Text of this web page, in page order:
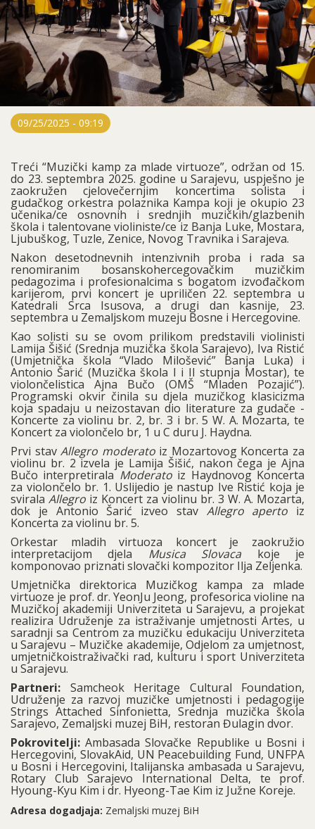
09/25/2025 - 09:19
Treći “Muzički kamp za mlade virtuoze”, održan od 15.
do 23. septembra 2025. godine u Sarajevu, uspješno je
zaokružen cjelovečernjim koncertima solista i
gudačkog orkestra polaznika Kampa koji je okupio 23
učenika/ce osnovnih i srednjih muzičkih/glazbenih
škola i talentovane violiniste/ce iz Banja Luke, Mostara,
Ljubuškog, Tuzle, Zenice, Novog Travnika i Sarajeva.
Nakon desetodnevnih intenzivnih proba i rada sa
renomiranim bosanskohercegovačkim muzičkim
pedagozima i profesionalcima s bogatom izvođačkom
karijerom, prvi koncert je upriličen 22. septembra u
Katedrali Srca Isusova, a drugi dan kasnije, 23.
septembra u Zemaljskom muzeju Bosne i Hercegovine.
Kao solisti su se ovom prilikom predstavili violinisti
Lamija Šišić (Srednja muzička škola Sarajevo), Iva Ristić
(Umjetnička škola “Vlado Milošević” Banja Luka) i
Antonio Šarić (Muzička škola I i II stupnja Mostar), te
violončelistica Ajna Bučo (OMŠ “Mladen Pozajić”).
Programski okvir činila su djela muzičkog klasicizma
koja spadaju u neizostavan dio literature za gudače -
Koncerte za violinu br. 2, br. 3 i br. 5 W. A. Mozarta, te
Koncert za violončelo br, 1 u C duru J. Haydna.
Prvi stavAllegro moderatoiz Mozartovog Koncerta za
violinu br. 2 izvela je Lamija Šišić, nakon čega je Ajna
Bučo interpretirala Moderatoiz Haydnovog Koncerta
za violončelo br. 1. Uslijedio je nastup Ive Ristić koja je
svirala Allegro iz Koncert za violinu br. 3 W. A. Mozarta,
dok je Antonio Šarić izveo stav Allegro aperto iz
Koncerta za violinu br. 5.
Orkestar mladih virtuoza koncert je zaokružio
interpretacijom djela Musica Slovaca koje je
komponovao priznati slovački kompozitor Ilja Zeljenka.
Umjetnička direktorica Muzičkog kampa za mlade
virtuoze je prof. dr. YeonJu Jeong, profesorica violine na
Muzičkoj akademiji Univerziteta u Sarajevu, a projekat
realizira Udruženje za istraživanje umjetnosti Artes, u
saradnji sa Centrom za muzičku edukaciju Univerziteta
u Sarajevu – Muzičke akademije, Odjelom za umjetnost,
umjetničkoistraživački rad, kulturu i sport Univerziteta
u Sarajevu.
Partneri: Samcheok Heritage Cultural Foundation,
Udruženje za razvoj muzičke umjetnosti i pedagogije
Strings Attached Sinfonietta, Srednja muzička škola
Sarajevo, Zemaljski muzej BiH, restoran Đulagin dvor.
Pokrovitelji: Ambasada Slovačke Republike u Bosni i
Hercegovini, SlovakAid, UN Peacebuilding Fund, UNFPA
u Bosni i Hercegovini, Italijanska ambasada u Sarajevu,
Rotary Club Sarajevo International Delta, te prof.
Hyoung-Kyu Kim i dr. Hyeong-Tae Kim iz Južne Koreje.
Adresa dogadjaja: Zemaljski muzej BiH